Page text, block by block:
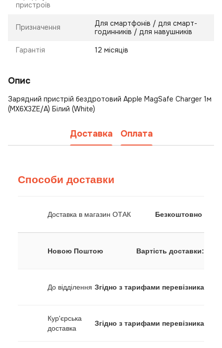
пристроїв
Призначення
Для смартфонів / для смарт-
годинників / для навушників
Гарантія 12 місяців
Опис
Зарядний пристрій бездротовий Apple MagSafe Charger 1м
(MX6X3ZE/A) Білий (White)
Доставка Оплата
Способи доставки
Доставка в магазин ОТАК Безкоштовно
Новою Поштою Вартість доставки:
До відділення Згідно з тарифами перевізника
Кур'єрська
доставка
Згідно з тарифами перевізника